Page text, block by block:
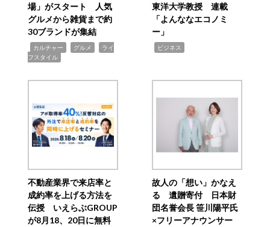
場」がスタート 人気
グルメから雑貨まで約
30ブランドが集結
カルチャー グルメ
ライ
フスタイル
東洋大学教授 連載
「よんななエコノミ
ー」
ビジネス
不動産業界で来店率と
成約率を上げる方法を
伝授 いえらぶGROUP
が8月18、20日に無料
故人の「想い」かなえ
る 遺贈寄付 日本財
団名誉会長 笹川陽平氏
×フリーアナウンサー